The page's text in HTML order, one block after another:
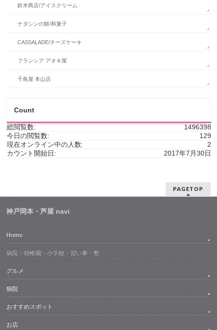
鈴木商店/アイスクリーム
ナダシンの餅/和菓子
CASSALADE/チーズケーキ
フランシア アオキ屋
千鳥屋 本山店
Count
1496398
総閲覧数:
129
今日の閲覧数:
2
現在オンライン中の人数:
2017年7月30日
カウント開始日:
PAGETOP
神戸岡本・芦屋 navi
Home
病院・幼稚園・小学校・習い事・塾
グルメ
病院
おすすめスポット
お店